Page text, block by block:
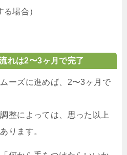
場合）
れは2〜3ヶ月で完了
ーズに進めば、2〜3ヶ月で
整によっては、思った以上
ります。